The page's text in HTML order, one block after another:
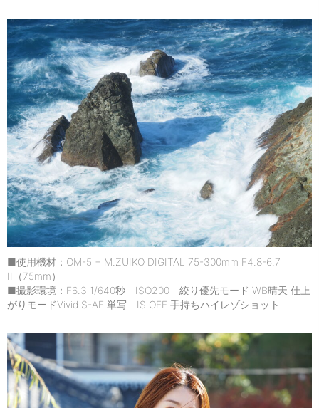
■使用機材：OM-5 + M.ZUIKO DIGITAL 75-300mm F4.8-6.7
II（75mm）
■撮影環境：F6.3 1/640秒 ISO200 絞り優先モード WB晴天 仕上
がりモードVivid S-AF 単写 IS OFF 手持ちハイレゾショット